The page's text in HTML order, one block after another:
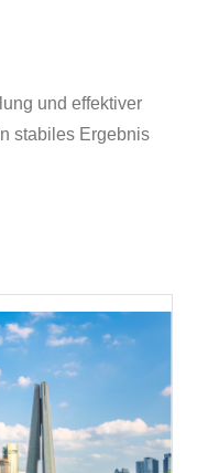
und effektiver
stabiles Ergebnis